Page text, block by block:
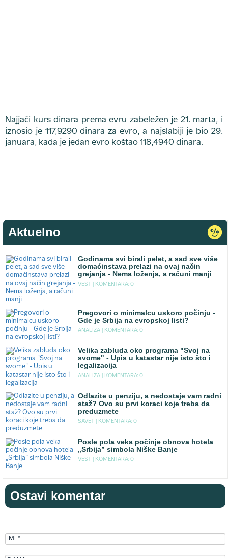
Najjači kurs dinara prema evru zabeležen je 21. marta, i
iznosio je 117,9290 dinara za evro, a najslabiji je bio 29.
januara, kada je jedan evro koštao 118,4940 dinara.
Aktuelno
Godinama svi birali pelet, a sad sve više
domaćinstava prelazi na ovaj način
grejanja - Nema loženja, a računi manji
VEST | KOMENTARA: 0
Pregovori o minimalcu uskoro počinju -
Gde je Srbija na evropskoj listi?
ANALIZA | KOMENTARA: 0
Velika zabluda oko programa "Svoj na
svome" - Upis u katastar nije isto što i
legalizacija
ANALIZA | KOMENTARA: 0
Odlazite u penziju, a nedostaje vam radni
staž? Ovo su prvi koraci koje treba da
preduzmete
SAVET | KOMENTARA: 0
Posle pola veka počinje obnova hotela
„Srbija” simbola Niške Banje
VEST | KOMENTARA: 0
Ostavi komentar